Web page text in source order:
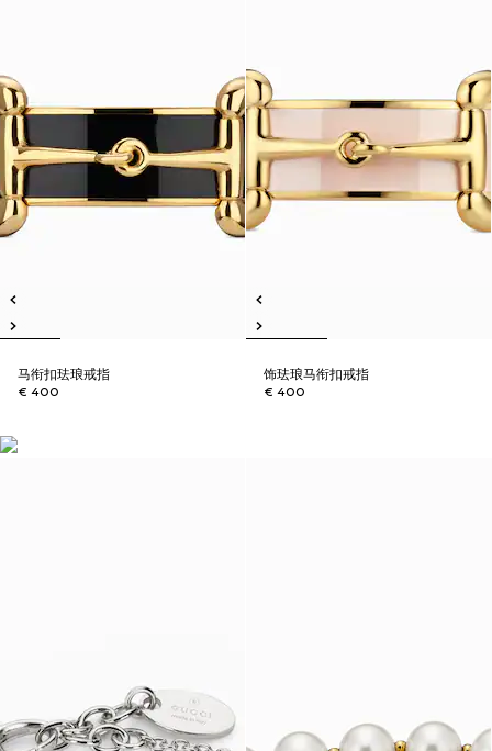
马衔扣珐琅戒指
€ 400
饰珐琅马衔扣戒指
€ 400